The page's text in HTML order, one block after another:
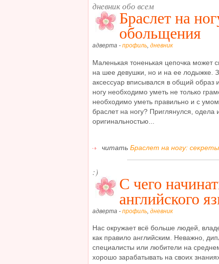
дневник обо всем
Браслет на
обольщения
адверта - профиль, дневник
Маленькая тоненькая цепочка может
на шее девушки, но и на ее лодыжке.
аксессуар вписывался в общий образ
ногу необходимо уметь не только
необходимо уметь правильно и с умом
браслет на ногу? Приглянулся,
оригинальностью...
читать Браслет на ногу:
:)
С чего
английского
адверта - профиль, дневник
Нас окружает всё больше людей,
как правило английским. Неважно,
специалисты или любители на
хорошо зарабатывать на своих